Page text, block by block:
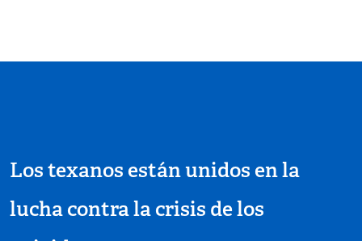
Los texanos están unidos en la
lucha contra la crisis de los